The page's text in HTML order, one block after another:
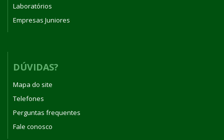
Laboratórios
Empresas Juniores
DÚVIDAS?
Mapa do site
Telefones
Perguntas frequentes
Fale conosco